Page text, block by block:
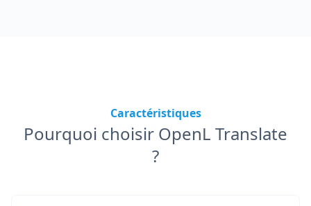
Caractéristiques
Pourquoi choisir OpenL Translate
?